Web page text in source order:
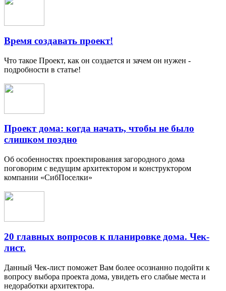
Время создавать проект!
Что такое Проект, как он создается и зачем он нужен -
подробности в статье!
Проект дома: когда начать, чтобы не было
слишком поздно
Об особенностях проектирования загородного дома
поговорим с ведущим архитектором и конструктором
компании «СибПоселки»
20 главных вопросов к планировке дома. Чек-
лист.
Данный Чек-лист поможет Вам более осознанно подойти к
вопросу выбора проекта дома, увидеть его слабые места и
недоработки архитектора.